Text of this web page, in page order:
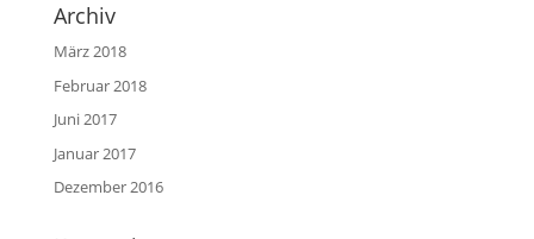
Archiv
März 2018
Februar 2018
Juni 2017
Januar 2017
Dezember 2016